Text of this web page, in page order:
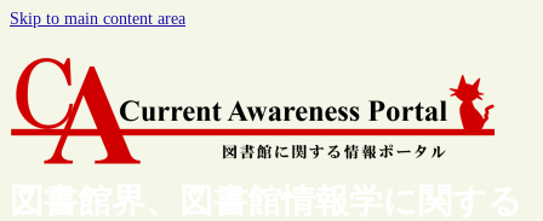
Skip to main content area
図書館界、図書館情報学に関する